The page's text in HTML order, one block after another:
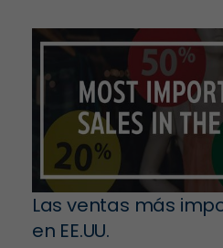
Las ventas más
en EE.UU.